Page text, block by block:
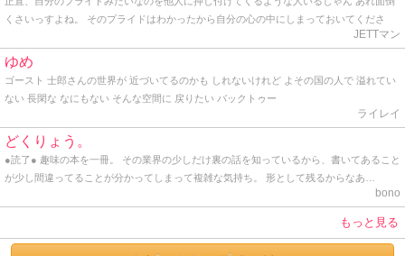
のはケツの部分と背中から伸びる大型のバインダーですね。 どちらにもバーニアノズル
がこれでもかと埋め尽くされ、見るからに推力オバケです。 でも、ぶっちゃけここまで
やるんならもう別に腕だの脚だの必要ないのでは？と思うわけです。 あれだけの巨体に
わざわざビームライフル握らせて撃ち合ったりビームサーベルでチャンバラさせる意味
が分からない。 そりゃあ見た目のインパクトも大事かも知れないけど、だからと言って
デカければ良い、と言うワケでもなかろうに。 そう言えばこのナイチンゲールの搭乗者
であるシャア総帥は、かつて脚がないモビルスーツを宛てがわれた時にもブツブツ文句
垂れてたし、｢モビルスーツはこうあるべき｣と言うシャア様の強い拘りが反映されて、
あのデザインになったのでしょうかね？ まぁ、アムロとの最後の死闘を繰り広げたモビ
ルスーツなので、好きにすれば？って感じです。 せっかくなので 1年前に作ったRG Hi-ν
ガンダムと絡めてアルバム用の写真に納めます。 はてさて、どこに飾ろうかな･･･。
くさいっすよね。 そのプライドはわかったから自分の心の中にしまっておいてくださ
い。 プライドって個人が思い持つもので、他人に共有させるもんじゃないし、他人に見
せつけるものじゃないと思うね。 最近っうか、ここ一年ぐらいプライドの塊みたいなオ
持ってるけど、勿体なくて他人には見せたことはありません。 プライドってのはとても
とても大切なものだからね。 まっ、そんな感じで久しぶりに覗いてみたら、地味にアク
ションがあったんで久しぶりに書いてみた。 ではでは。 そんな感じ。
JETTマン
ゆめ
ゴースト 士郎さんの世界が 近づいてるのかも しれないけれど よその国の人で 溢れてい
ない 長閑な なにもない そんな空間に 戻りたい バックトゥー
ライレイ
どくりょう。
●読了● 趣味の本を一冊。 その業界の少しだけ裏の話を知っているから、書いてあること
が少し間違ってることが分かってしまって複雑な気持ち。 形として残るからなあ…
bono
もっと見る